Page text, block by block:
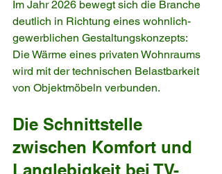
Im Jahr 2026 bewegt sich die Branche
deutlich in Richtung eines wohnlich-
gewerblichen Gestaltungskonzepts:
Die Wärme eines privaten Wohnraums
wird mit der technischen Belastbarkeit
von Objektmöbeln verbunden.
Die Schnittstelle
zwischen Komfort und
Langlebigkeit bei TV-